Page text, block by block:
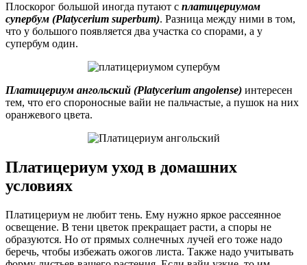
Плоскорог большой иногда путают с платицериумом
супербум (Platycerium superbum). Разница между ними в том,
что у большого появляется два участка со спорами, а у
супербум один.
Платицериум ангольский (Platycerium angolense) интересен
тем, что его спороносные вайи не пальчастые, а пушок на них
оранжевого цвета.
Платицериум уход в домашних
условиях
Платицериум не любит тень. Ему нужно яркое рассеянное
освещение. В тени цветок прекращает расти, а споры не
образуются. Но от прямых солнечных лучей его тоже надо
беречь, чтобы избежать ожогов листа. Также надо учитывать